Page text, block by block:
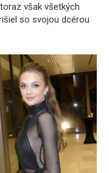
však všetkých
so svojou dcérou